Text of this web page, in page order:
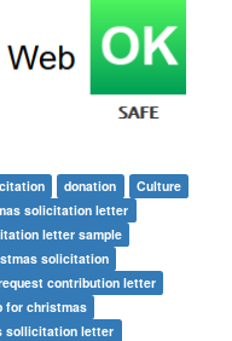
donation
Culture
solicitation letter
letter sample
solicitation
contribution letter
for christmas
sollicitation letter